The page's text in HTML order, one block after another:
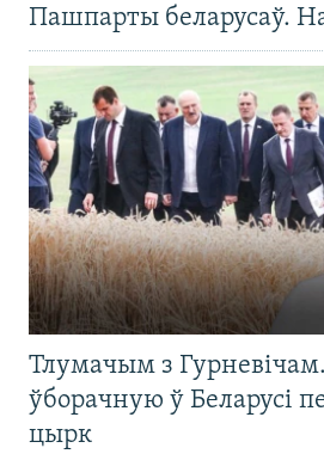
Пашпарты беларусаў.
Тлумачым з
ўборачную ў Беларусі
цырк